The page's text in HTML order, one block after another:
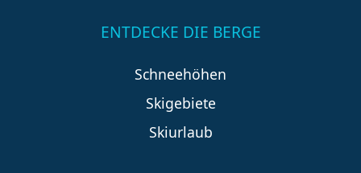
ENTDECKE DIE BERGE
Schneehöhen
Skigebiete
Skiurlaub